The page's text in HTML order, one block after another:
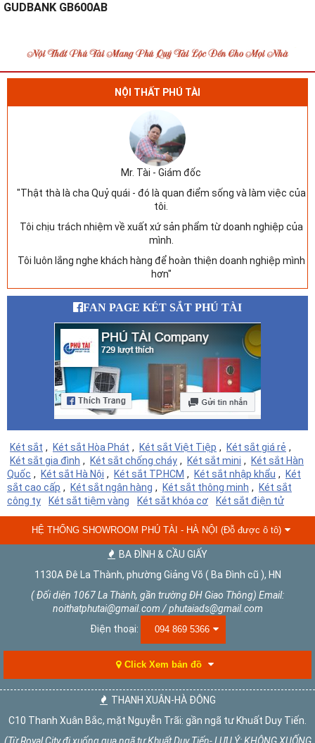
GUDBANK GB600AB
NỘI THẤT PHÚ TÀI
Mr. Tài - Giám đốc
"Thật thà là cha Quỷ quái - đó là quan điểm sống và làm việc của
tôi.
Tôi chịu trách nhiệm về xuất xứ sản phẩm từ doanh nghiệp của
mình.
Tôi luôn lắng nghe khách hàng để hoàn thiện doanh nghiệp mình
hơn"
FAN PAGE KÉT SẮT PHÚ TÀI
Két sắt , Két sắt Hòa Phát , Két sắt Việt Tiệp , Két sắt giá rẻ ,
Két sắt gia đình , Két sắt chống cháy , Két sắt mini ,
Két sắt Hàn
Quốc , Két sắt Hà Nội , Két sắt TP.HCM , Két sắt nhập khẩu ,
Két
sắt cao cấp , Két sắt ngân hàng , Két sắt thông minh ,
Két sắt
công ty
Két sắt tiệm vàng Két sắt khóa cơ Két sắt điện tử
HỆ THỐNG SHOWROOM PHÚ TÀI - HÀ NỘI (Đỗ được ô tô)
BA ĐÌNH & CẦU GIẤY
1130A Đê La Thành, phường Giảng Võ ( Ba Đình cũ ), HN
( Đối diện 1067 La Thành, gần trường ĐH Giao Thông) Email:
noithatphutai@gmail.com / phutaiads@gmail.com
Điện thoại:
094 869 5366
Click Xem bản đồ
THANH XUÂN-HÀ ĐÔNG
C10 Thanh Xuân Bắc, mặt Nguyễn Trãi: gần ngã tư Khuất Duy Tiến.